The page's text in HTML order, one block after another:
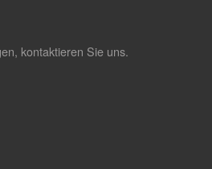
kontaktieren Sie uns.